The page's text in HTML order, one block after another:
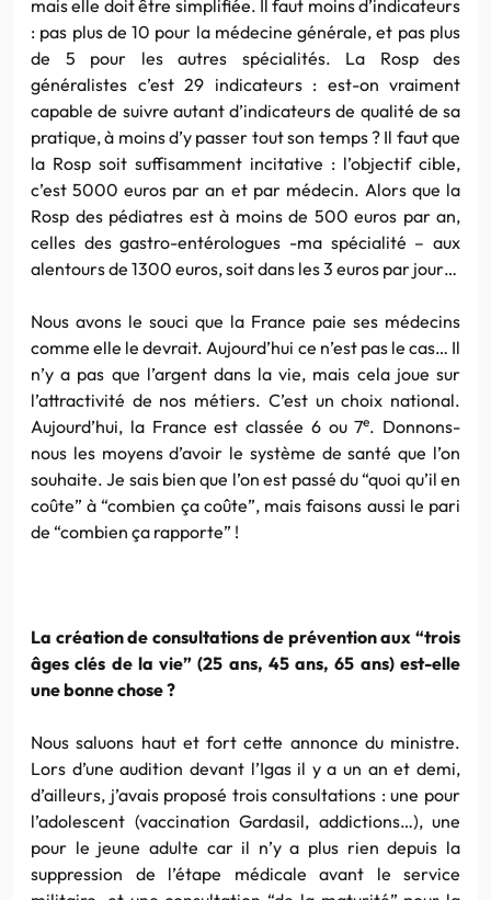
mais elle doit être simplifiée. Il faut moins d’indicateurs
: pas plus de 10 pour la médecine générale, et pas plus
de 5 pour les autres spécialités. La Rosp des
généralistes c’est 29 indicateurs : est-on vraiment
capable de suivre autant d’indicateurs de qualité de sa
pratique, à moins d’y passer tout son temps ? Il faut que
la Rosp soit suffisamment incitative : l’objectif cible,
c’est 5000 euros par an et par médecin. Alors que la
Rosp des pédiatres est à moins de 500 euros par an,
celles des gastro-entérologues -ma spécialité – aux
alentours de 1300 euros, soit dans les 3 euros par jour…
Nous avons le souci que la France paie ses médecins
comme elle le devrait. Aujourd’hui ce n’est pas le cas… Il
n’y a pas que l’argent dans la vie, mais cela joue sur
l’attractivité de nos métiers. C’est un choix national.
Aujourd’hui, la France est classée 6 ou 7e. Donnons-
nous les moyens d’avoir le système de santé que l’on
souhaite. Je sais bien que l’on est passé du “quoi qu’il en
coûte” à “combien ça coûte”, mais faisons aussi le pari
de “combien ça rapporte” !
La création de consultations de prévention aux “trois
âges clés de la vie” (25 ans, 45 ans, 65 ans) est-elle
une bonne chose ?
Nous saluons haut et fort cette annonce du ministre.
Lors d’une audition devant l’Igas il y a un an et demi,
d’ailleurs, j’avais proposé trois consultations : une pour
l’adolescent (vaccination Gardasil, addictions…), une
pour le jeune adulte car il n’y a plus rien depuis la
suppression de l’étape médicale avant le service